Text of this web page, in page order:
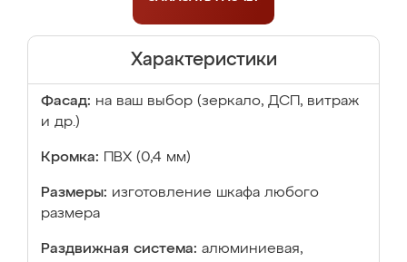
Характеристики
Фасад: на ваш выбор (зеркало, ДСП, витраж
и др.)
Кромка: ПВХ (0,4 мм)
Размеры: изготовление шкафа любого
размера
Раздвижная система: алюминиевая,